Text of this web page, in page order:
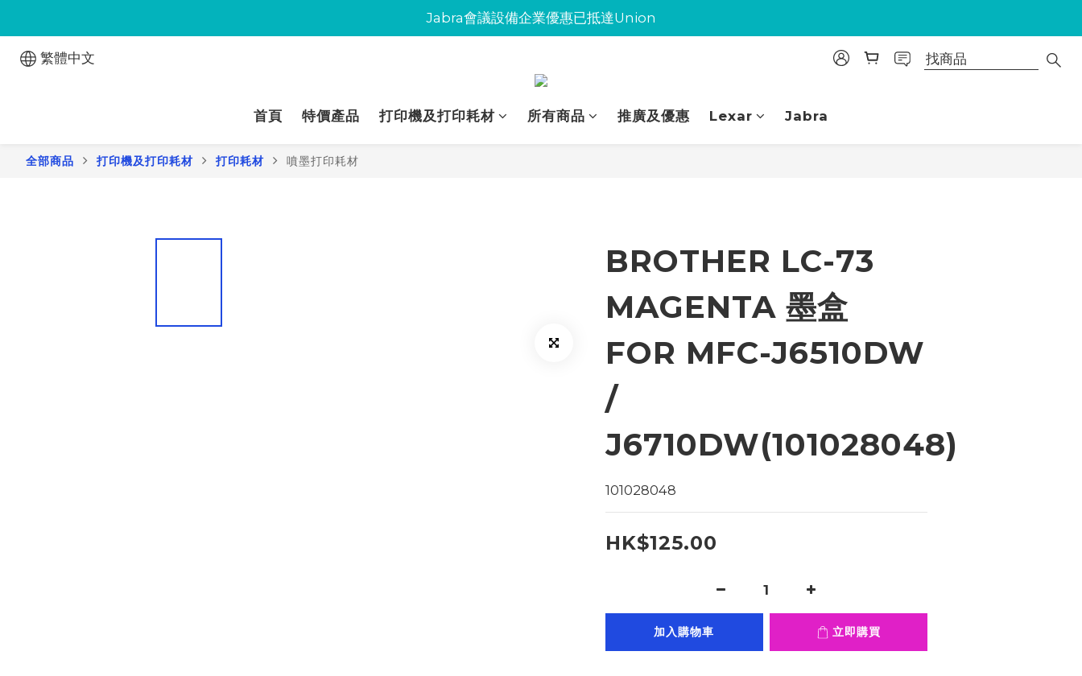
Jabra會議設備企業優惠已抵達Union
Jabra會議設備企業優惠已抵達Union
Jabra會議設備企業優惠已抵達Union
繁體中文
首頁 特價產品 打印機及打印耗材 所有商品 推廣及優惠 Lexar Jabra
全部商品 打印機及打印耗材 打印耗材 噴墨打印耗材
BROTHER LC-73
MAGENTA 墨盒
FOR MFC-J6510DW
/
J6710DW(101028048)
101028048
HK$125.00
加入購物車 立即購買